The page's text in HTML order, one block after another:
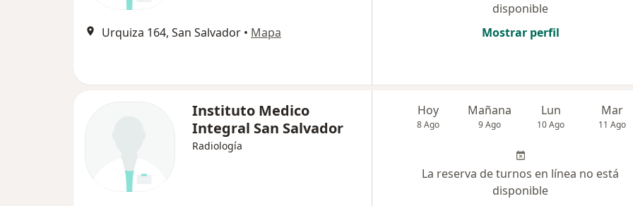
Urquiza 164, San Salvador • Mapa
disponible
Mostrar perfil
Instituto Medico
Integral San Salvador
Radiología
Hoy
8 Ago
Mañana
9 Ago
Lun
10 Ago
Mar
11 Ago
La reserva de turnos en línea no está
disponible